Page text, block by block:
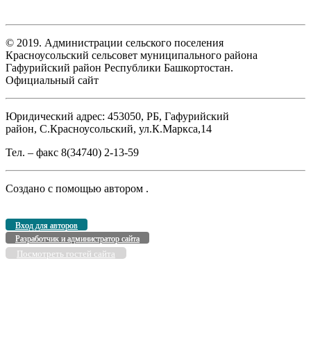
© 2019. Администрации сельского поселения
Красноусольский сельсовет муниципального района
Гафурийский район Республики Башкортостан.
Официальный сайт
Юридический адрес: 453050, РБ, Гафурийский
район, С.Красноусольский, ул.К.Маркса,14
Тел. – факс 8(34740) 2-13-59
Создано с помощью автором .
Вход для авторов
Разработчик и администратор сайта
Посмотреть гостей сайта